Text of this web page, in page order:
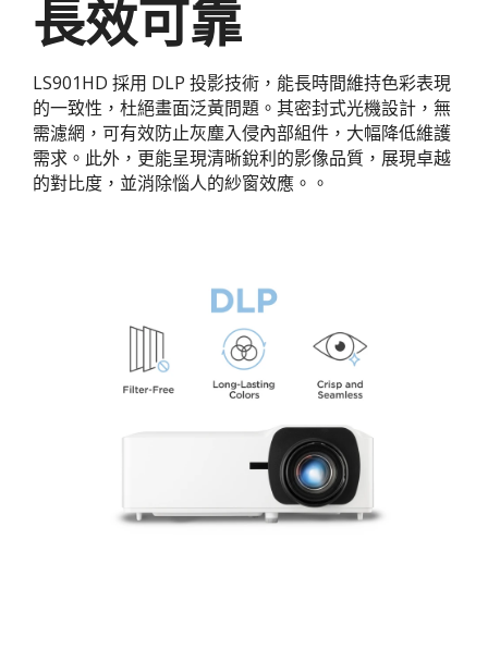
長效可靠
LS901HD 採用 DLP 投影技術，能長時間維持色彩表現
的一致性，杜絕畫面泛黃問題。其密封式光機設計，無
需濾網，可有效防止灰塵入侵內部組件，大幅降低維護
需求。此外，更能呈現清晰銳利的影像品質，展現卓越
的對比度，並消除惱人的紗窗效應。。